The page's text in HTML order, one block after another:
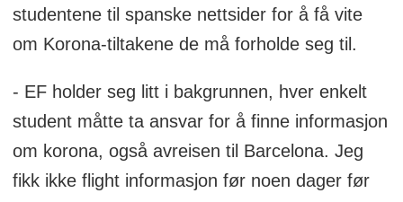
studentene til spanske nettsider for å få vite
om Korona-tiltakene de må forholde seg til.
- EF holder seg litt i bakgrunnen, hver enkelt
student måtte ta ansvar for å finne informasjon
om korona, også avreisen til Barcelona. Jeg
fikk ikke flight informasjon før noen dager før